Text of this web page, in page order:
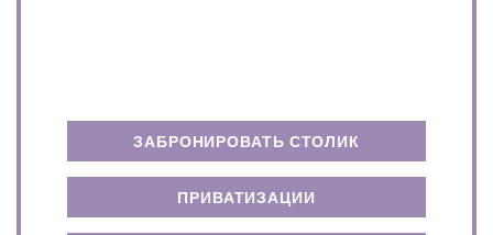
ЗАБРОНИРОВАТЬ СТОЛИК
ПРИВАТИЗАЦИИ